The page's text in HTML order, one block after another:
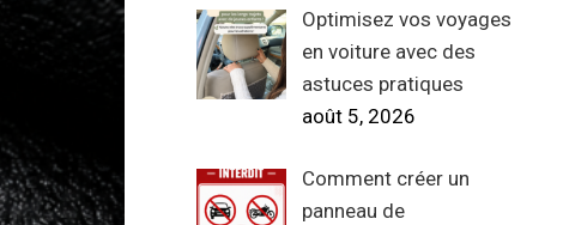
Optimisez vos voyages
en voiture avec des
astuces pratiques
août 5, 2026
Comment créer un
panneau de